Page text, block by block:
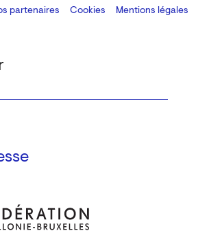
Kaczmarek, code:8080.studio
partenaires Cookies Mentions légales